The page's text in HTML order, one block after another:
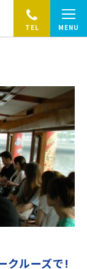
TEL MENU
クルーズで!